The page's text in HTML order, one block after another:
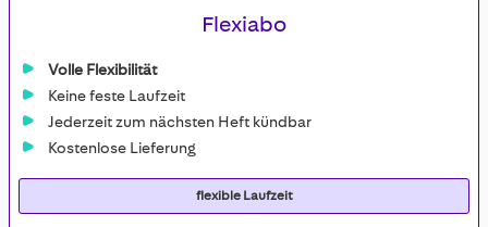
Flexiabo
Volle Flexibilität
Keine feste Laufzeit
Jederzeit zum nächsten Heft kündbar
Kostenlose Lieferung
flexible Laufzeit